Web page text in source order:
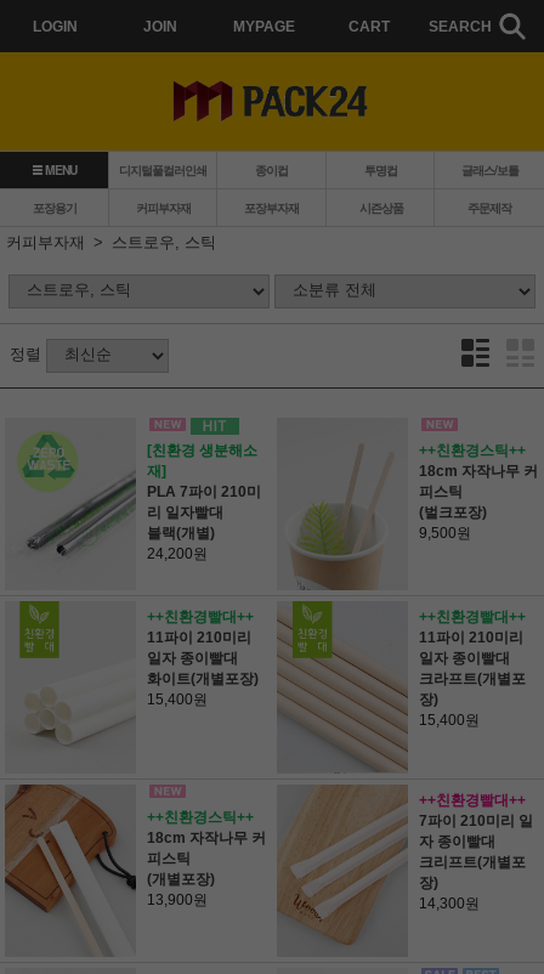
LOGIN JOIN MYPAGE CART SEARCH
MENU 디지털풀컬러인쇄 종이컵 투명컵 글래스/보틀
포장용기 커피부자재 포장부자재 시즌상품
주문제작
커피부자재
스트로우, 스틱
정렬
[친환경 생분해소
재]
PLA 7파이 210미
리 일자빨대
블랙(개별)
24,200원
++친환경스틱++
18cm 자작나무 커
피스틱
(벌크포장)
9,500원
++친환경빨대++
11파이 210미리
일자 종이빨대
화이트(개별포장)
15,400원
++친환경빨대++
11파이 210미리
일자 종이빨대
크라프트(개별포
장)
15,400원
++친환경스틱++
18cm 자작나무 커
피스틱
(개별포장)
13,900원
++친환경빨대++
7파이 210미리 일
자 종이빨대
크리프트(개별포
장)
14,300원